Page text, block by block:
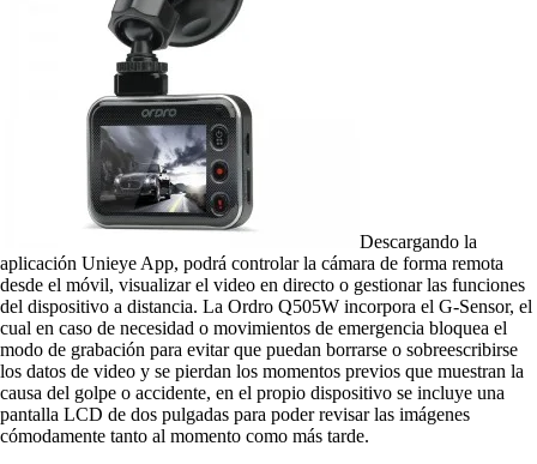
Descargando la
aplicación Unieye App, podrá controlar la cámara de forma remota
desde el móvil, visualizar el video en directo o gestionar las funciones
del dispositivo a distancia. La Ordro Q505W incorpora el G-Sensor, el
cual en caso de necesidad o movimientos de emergencia bloquea el
modo de grabación para evitar que puedan borrarse o sobreescribirse
los datos de video y se pierdan los momentos previos que muestran la
causa del golpe o accidente, en el propio dispositivo se incluye una
pantalla LCD de dos pulgadas para poder revisar las imágenes
cómodamente tanto al momento como más tarde.